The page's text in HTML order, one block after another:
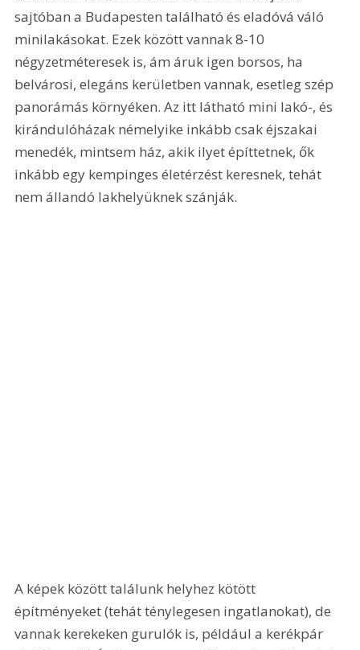
sajtóban a Budapesten található és eladóvá váló
minilakásokat. Ezek között vannak 8-10
négyzetméteresek is, ám áruk igen borsos, ha
belvárosi, elegáns kerületben vannak, esetleg szép
panorámás környéken. Az itt látható mini lakó-, és
kirándulóházak némelyike inkább csak éjszakai
menedék, mintsem ház, akik ilyet építtetnek, ők
inkább egy kempinges életérzést keresnek, tehát
nem állandó lakhelyüknek szánják.
A képek között találunk helyhez kötött
építményeket (tehát ténylegesen ingatlanokat), de
vannak kerekeken gurulók is, például a kerékpár